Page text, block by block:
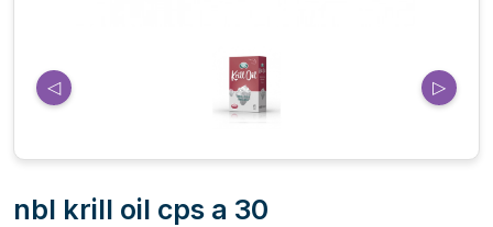
◁ ▷
nbl krill oil cps a 30